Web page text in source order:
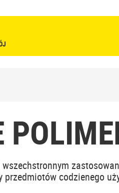
przedmiotów codzienego